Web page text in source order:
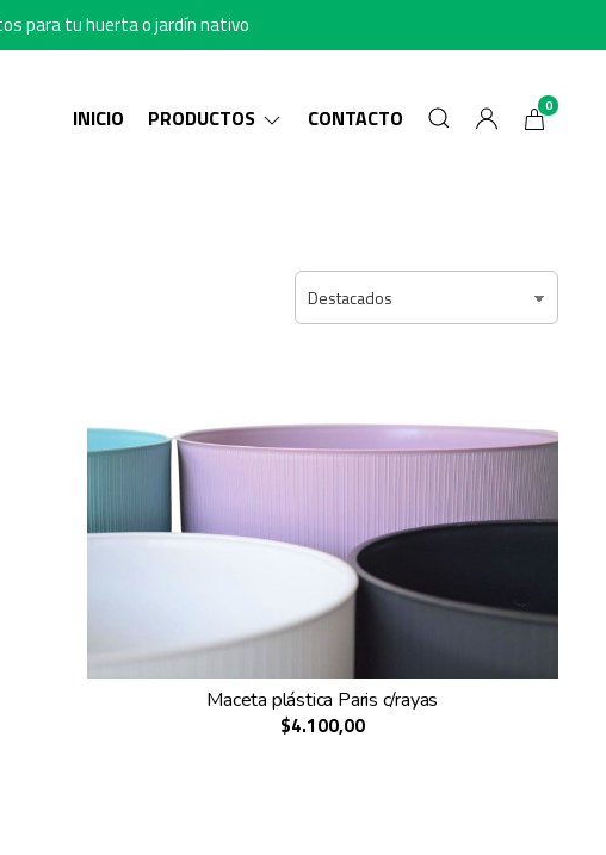
para tu huerta o jardín nativo
INICIO PRODUCTOS CONTACTO 0
Maceta plástica Paris c/rayas
$4.100,00